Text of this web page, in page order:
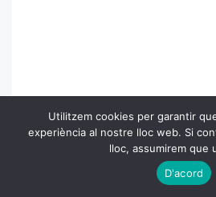
Utilitzem cookies per garantir
experiència al nostre lloc web. Si
lloc, assumirem que
D'acord